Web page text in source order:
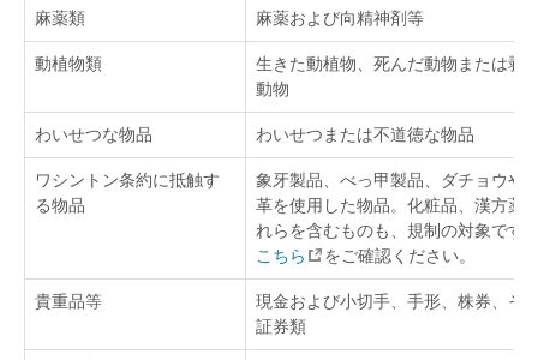
麻薬類 麻薬および向精神剤等
動植物類
生きた動植物、死んだ動物または剥
動物
わいせつな物品 わいせつまたは不道徳な物品
ワシントン条約に抵触す
る物品
象牙製品、べっ甲製品、ダチョウや
革を使用した物品。化粧品、漢方薬
れらを含むものも、規制の対象です
こちら
をご確認ください。
貴重品等
現金および小切手、手形、株券、そ
証券類